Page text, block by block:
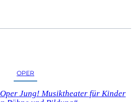
OPER
Jung! Musiktheater für Kinder